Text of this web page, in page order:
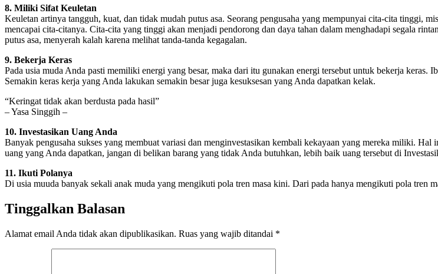
8. Miliki Sifat Keuletan
Keuletan artinya tangguh, kuat, dan tidak mudah putus asa. Seorang pengusaha yang mempunyai cita-cita tinggi,
mencapai cita-citanya. Cita-cita yang tinggi akan menjadi pendorong dan daya tahan dalam menghadapi segala
putus asa, menyerah kalah karena melihat tanda-tanda kegagalan.
9. Bekerja Keras
Pada usia muda Anda pasti memiliki energi yang besar, maka dari itu gunakan energi tersebut untuk bekerja
Semakin keras kerja yang Anda lakukan semakin besar juga kesuksesan yang Anda dapatkan kelak.
“Keringat tidak akan berdusta pada hasil”
– Yasa Singgih –
10. Investasikan Uang Anda
Banyak pengusaha sukses yang membuat variasi dan menginvestasikan kembali kekayaan yang mereka miliki.
uang yang Anda dapatkan, jangan di belikan barang yang tidak Anda butuhkan, lebih baik uang tersebut di
11. Ikuti Polanya
Di usia muuda banyak sekali anak muda yang mengikuti pola tren masa kini. Dari pada hanya mengikuti pola tren
Tinggalkan Balasan
Alamat email Anda tidak akan dipublikasikan. Ruas yang wajib ditandai *